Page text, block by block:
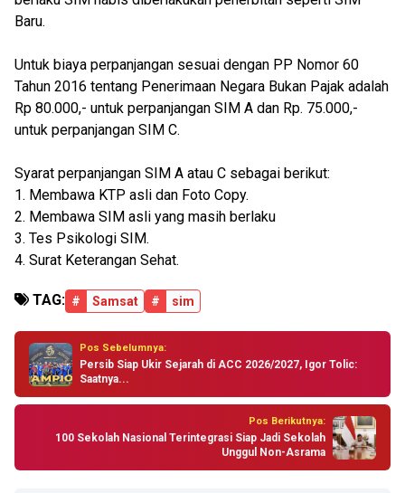
Baru.
Untuk biaya perpanjangan sesuai dengan PP Nomor 60
Tahun 2016 tentang Penerimaan Negara Bukan Pajak adalah
Rp 80.000,- untuk perpanjangan SIM A dan Rp. 75.000,-
untuk perpanjangan SIM C.
Syarat perpanjangan SIM A atau C sebagai berikut:
1. Membawa KTP asli dan Foto Copy.
2. Membawa SIM asli yang masih berlaku
3. Tes Psikologi SIM.
4. Surat Keterangan Sehat.
TAG: # Samsat # sim
Pos Sebelumnya:
Persib Siap Ukir Sejarah di ACC 2026/2027, Igor Tolic:
Saatnya...
Pos Berikutnya:
100 Sekolah Nasional Terintegrasi Siap Jadi Sekolah
Unggul Non-Asrama